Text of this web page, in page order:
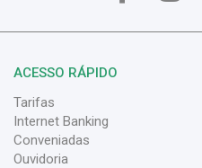
ACESSO RÁPIDO
Tarifas
Internet Banking
Conveniadas
Ouvidoria